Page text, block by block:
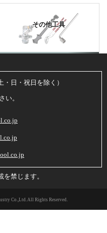
その他工具
日・祝日を除く）
い。
禁じます。
Co.,Ltd. All Rights Reserved.